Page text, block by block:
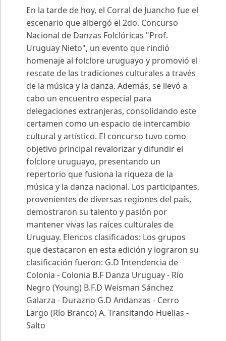
En la tarde de hoy, el Corral de Juancho fue el
escenario que albergó el 2do. Concurso
Nacional de Danzas Folclóricas "Prof.
Uruguay Nieto", un evento que rindió
homenaje al folclore uruguayo y promovió el
rescate de las tradiciones culturales a través
de la música y la danza. Además, se llevó a
cabo un encuentro especial para
delegaciones extranjeras, consolidando este
certamen como un espacio de intercambio
cultural y artístico. El concurso tuvo como
objetivo principal revalorizar y difundir el
folclore uruguayo, presentando un
repertorio que fusiona la riqueza de la
música y la danza nacional. Los participantes,
provenientes de diversas regiones del país,
demostraron su talento y pasión por
mantener vivas las raíces culturales de
Uruguay. Elencos clasificados: Los grupos
que destacaron en esta edición y lograron su
clasificación fueron: G.D Intendencia de
Colonia - Colonia B.F Danza Uruguay - Río
Negro (Young) B.F.D Weisman Sánchez
Galarza - Durazno G.D Andanzas - Cerro
Largo (Río Branco) A. Transitando Huellas -
Salto